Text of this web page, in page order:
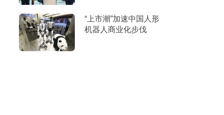
“上市潮”加速中国人形
机器人商业化步伐